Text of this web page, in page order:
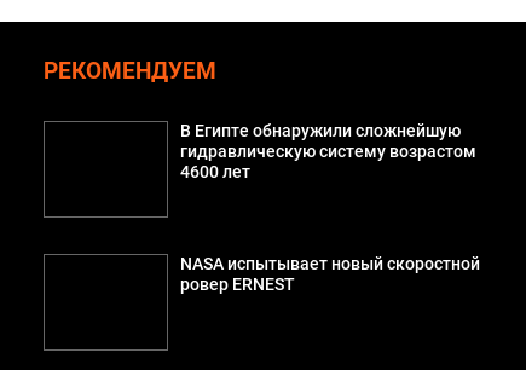
РЕКОМЕНДУЕМ
В Египте обнаружили сложнейшую
гидравлическую систему возрастом
4600 лет
NASA испытывает новый скоростной
ровер ERNEST